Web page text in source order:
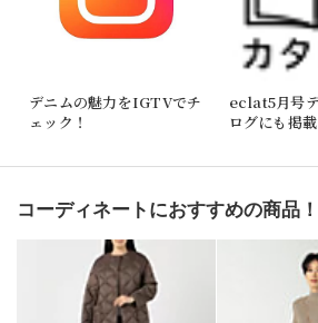
デニムの魅力をIGTVでチ
ェック！
eclat5月号
ログにも掲
めます。
コーディネートにおすすめの商品！